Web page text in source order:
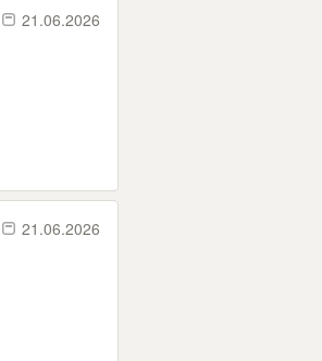
21.06.2026
21.06.2026